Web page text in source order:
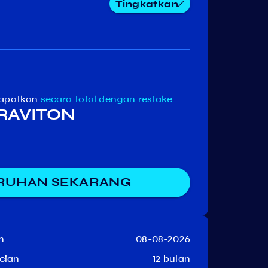
Tingkatkan
secara total dengan restake
SEKARANG
08-08-2026
12 bulan